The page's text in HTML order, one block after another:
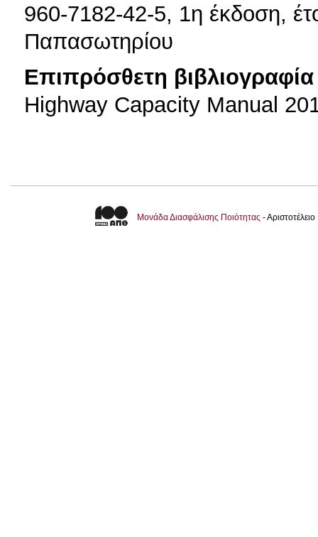
960-7182-42-5, 1η έκδοση,
Παπασωτηρίου
Επιπρόσθετη βιβλιογραφία
Highway Capacity Manual
Μονάδα Διασφάλισης Ποιότητας -